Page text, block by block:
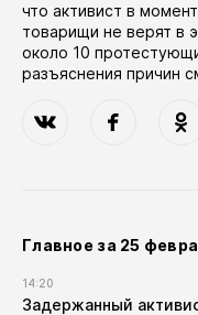
что активист в
товарищи не верят в
около 10
разъяснения причин
Главное за 25
14:20
Задержанный